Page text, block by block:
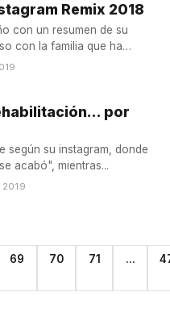
Remix 2018
con un resumen de su
con la familia que ha
por
según su instagram, donde
acabó", mientras...
2019
69 70 71 ...